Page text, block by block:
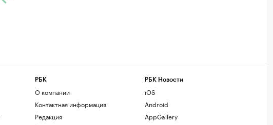
РБК
О компании
Контактная информация
Редакция
РБК Новости
iOS
Android
AppGallery